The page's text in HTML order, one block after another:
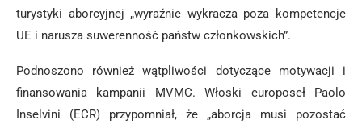
turystyki aborcyjnej „wyraźnie wykracza poza kompetencje
UE i narusza suwerenność państw członkowskich”.
Podnoszono również wątpliwości dotyczące motywacji i
finansowania kampanii MVMC. Włoski europoseł Paolo
Inselvini (ECR) przypomniał, że „aborcja musi pozostać